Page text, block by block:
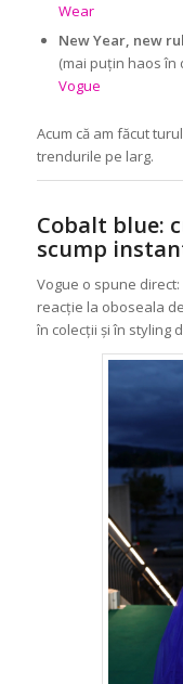
Wear
New Year, new
(mai puțin haos în
Vogue
Acum că am făcut
trendurile pe larg.
Cobalt blue:
scump
Vogue o spune
reacție la oboseala
în colecții și în styling